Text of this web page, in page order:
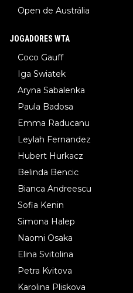
Open de Austrália
JOGADORES WTA
Coco Gauff
Iga Swiatek
Aryna Sabalenka
Paula Badosa
Emma Raducanu
Leylah Fernandez
Hubert Hurkacz
Belinda Bencic
Bianca Andreescu
Sofia Kenin
Simona Halep
Naomi Osaka
Elina Svitolina
Petra Kvitova
Karolina Pliskova